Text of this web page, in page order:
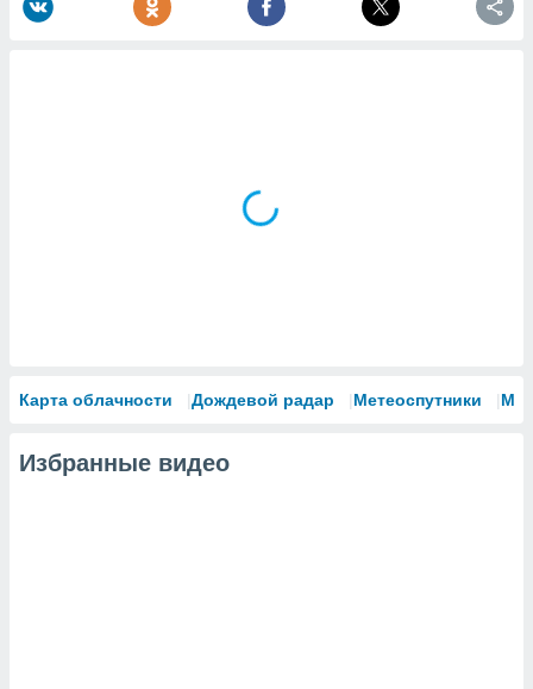
Карта облачности Дождевой радар Метеоспутники
Избранные видео